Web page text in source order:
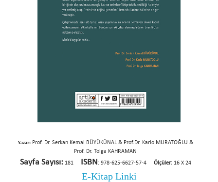
Yazar: Prof. Dr. Serkan Kemal BÜYÜKÜNAL & Prof.Dr. Karlo MURATOĞLU &
Prof. Dr. Tolga KAHRAMAN
Sayfa Sayısı:181 ISBN: 978-625-6627-57-4 Ölçüler:16 X 24
E-Kitap Linki